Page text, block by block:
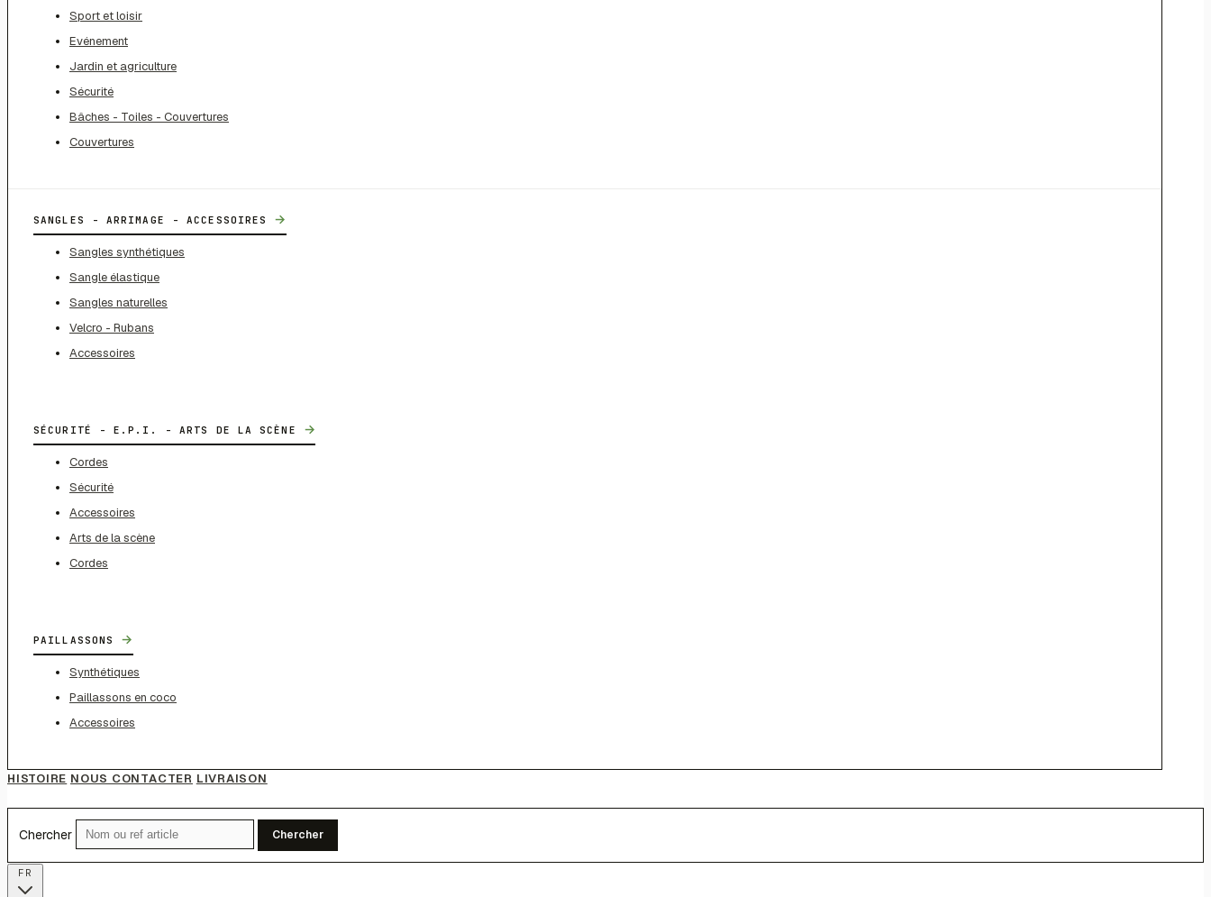
Sport et loisir
Evénement
Jardin et agriculture
Sécurité
Bâches - Toiles - Couvertures
Couvertures
SANGLES - ARRIMAGE - ACCESSOIRES →
Sangles synthétiques
Sangle élastique
Sangles naturelles
Velcro - Rubans
Accessoires
SÉCURITÉ - E.P.I. - ARTS DE LA SCÈNE →
Cordes
Sécurité
Accessoires
Arts de la scène
Cordes
PAILLASSONS →
Synthétiques
Paillassons en coco
Accessoires
HISTOIRE NOUS CONTACTER LIVRAISON
Chercher Chercher